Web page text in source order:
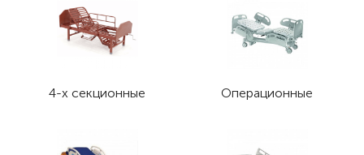
4-х секционные Операционные